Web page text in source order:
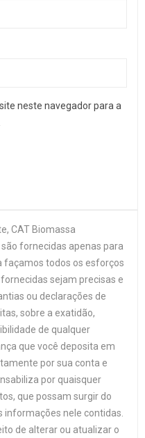
neste navegador para a
CAT Biomassa
fornecidas apenas para
façamos todos os esforços
sejam precisas e
ou declarações de
sobre a exatidão,
de qualquer
que você deposita em
por sua conta e
por quaisquer
que possam surgir do
informações nele contidas.
de alterar ou atualizar o